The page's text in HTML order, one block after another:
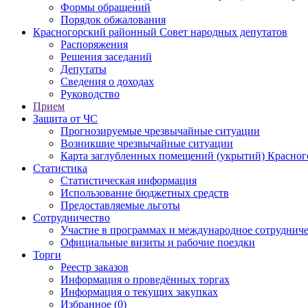
Формы обращений
Порядок обжалования
Красногорский районный Совет народных депутатов
Распоряжения
Решения заседаний
Депутаты
Сведения о доходах
Руководство
Прием
Защита от ЧС
Прогнозируемые чрезвычайные ситуации
Возникшие чрезвычайные ситуации
Карта заглубленных помещений (укрытий)
Статистика
Статистическая информация
Использование бюджетных средств
Предоставляемые льготы
Сотрудничество
Участие в программах и международное
Официальные визиты и рабочие поездки
Торги
Реестр заказов
Информация о проведённых торгах
Информация о текущих закупках
Избранное (0)